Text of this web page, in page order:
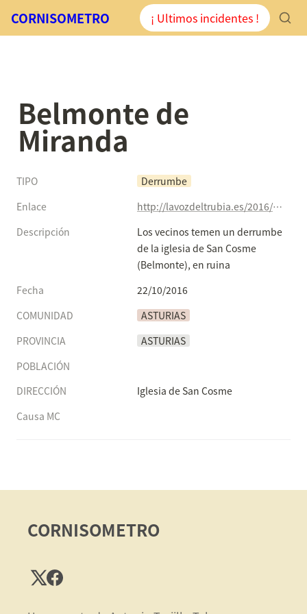
CORNISOMETRO ¡ Ultimos incidentes !
Belmonte de
Miranda
TIPO
Derrumbe
Enlace
http://lavozdeltrubia.es/2016/10/22/los-vecinos-temen-un-derrumbe-de-la-iglesia-de-san-cosme-belmonte-en-ruina/
Descripción
Los vecinos temen un derrumbe
de la iglesia de San Cosme
(Belmonte), en ruina
Fecha
22/10/2016
COMUNIDAD
ASTURIAS
PROVINCIA
ASTURIAS
POBLACIÓN
DIRECCIÓN
Iglesia de San Cosme
Causa MC
CORNISOMETRO